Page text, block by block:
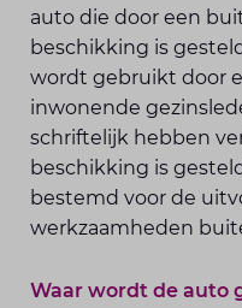
auto die door een
beschikking is
wordt gebruikt door
inwonende
schriftelijk hebben
beschikking is
bestemd voor de
werkzaamheden
Waar wordt de auto